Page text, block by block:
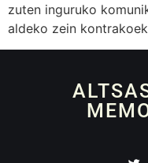
zuten inguruko
aldeko zein